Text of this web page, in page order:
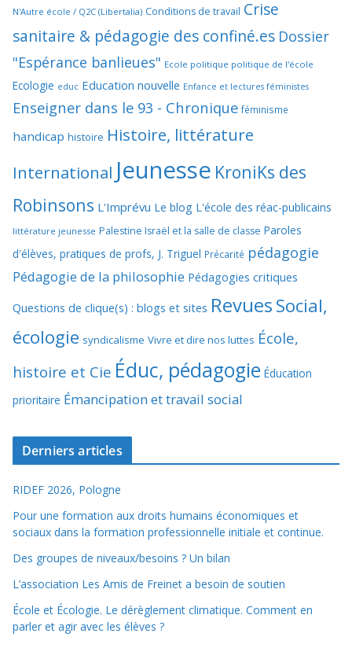
N'Autre école / Q2C (Libertalia) Conditions de travail Crise
sanitaire & pédagogie des confiné.es Dossier
"Espérance banlieues" Ecole politique politique de l'école
Ecologie educ Education nouvelle Enfance et lectures féministes
Enseigner dans le 93 - Chronique féminisme
handicap histoire Histoire, littérature
International Jeunesse KroniKs des
Robinsons L'Imprévu Le blog L'école des réac-publicains
littérature jeunesse Palestine Israël et la salle de classe Paroles
d'élèves, pratiques de profs, J. Triguel Précarité pédagogie
Pédagogie de la philosophie Pédagogies critiques
Questions de clique(s) : blogs et sites RevuesSocial,
écologie syndicalisme Vivre et dire nos luttes École,
histoire et Cie Éduc, pédagogie Éducation
prioritaire Émancipation et travail social
Derniers articles
RIDEF 2026, Pologne
Pour une formation aux droits humains économiques et
sociaux dans la formation professionnelle initiale et continue.
Des groupes de niveaux/besoins ? Un bilan
L’association Les Amis de Freinet a besoin de soutien
École et Écologie. Le dérèglement climatique. Comment en
parler et agir avec les élèves ?